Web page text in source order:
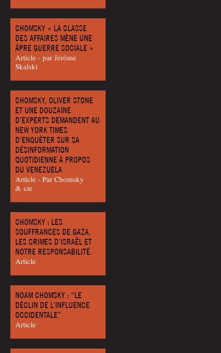
CHOMSKY « LA CLASSE
DES AFFAIRES MÈNE UNE
ÂPRE GUERRE SOCIALE »
Article - par Jérôme
Skalski
CHOMSKY, OLIVER STONE
ET UNE DOUZAINE
D’EXPERTS DEMANDENT AU
NEW YORK TIMES
D’ENQUÊTER SUR SA
DÉSINFORMATION
QUOTIDIENNE À PROPOS
DU VENEZUELA
Article - Par Chom­sky
& cie
CHOMSKY : LES
SOUFFRANCES DE GAZA,
LES CRIMES D’ISRAËL ET
NOTRE RESPONSABILITÉ.
Article
NOAM CHOMSKY : “LE
DÉCLIN DE L’INFLUENCE
OCCIDENTALE”
Article